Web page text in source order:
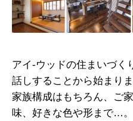
アイ-ウッドの住まいづく
話しすることから始まりま
家族構成はもちろん、ご
味、好きな色や形まで…。